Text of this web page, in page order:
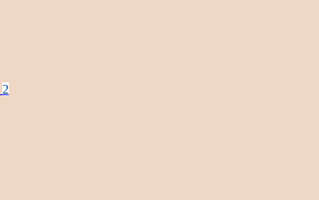
2